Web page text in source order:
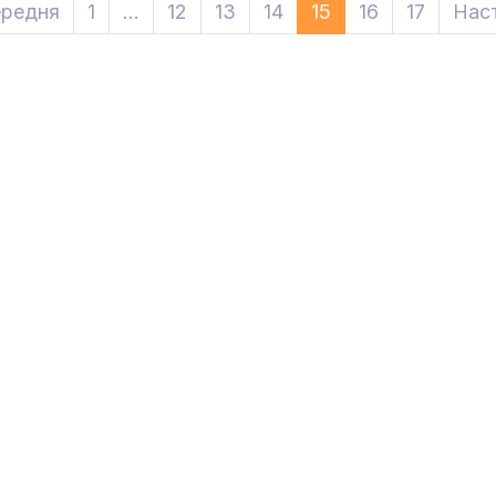
Previous
1 ... 12 13 14 15 16 17